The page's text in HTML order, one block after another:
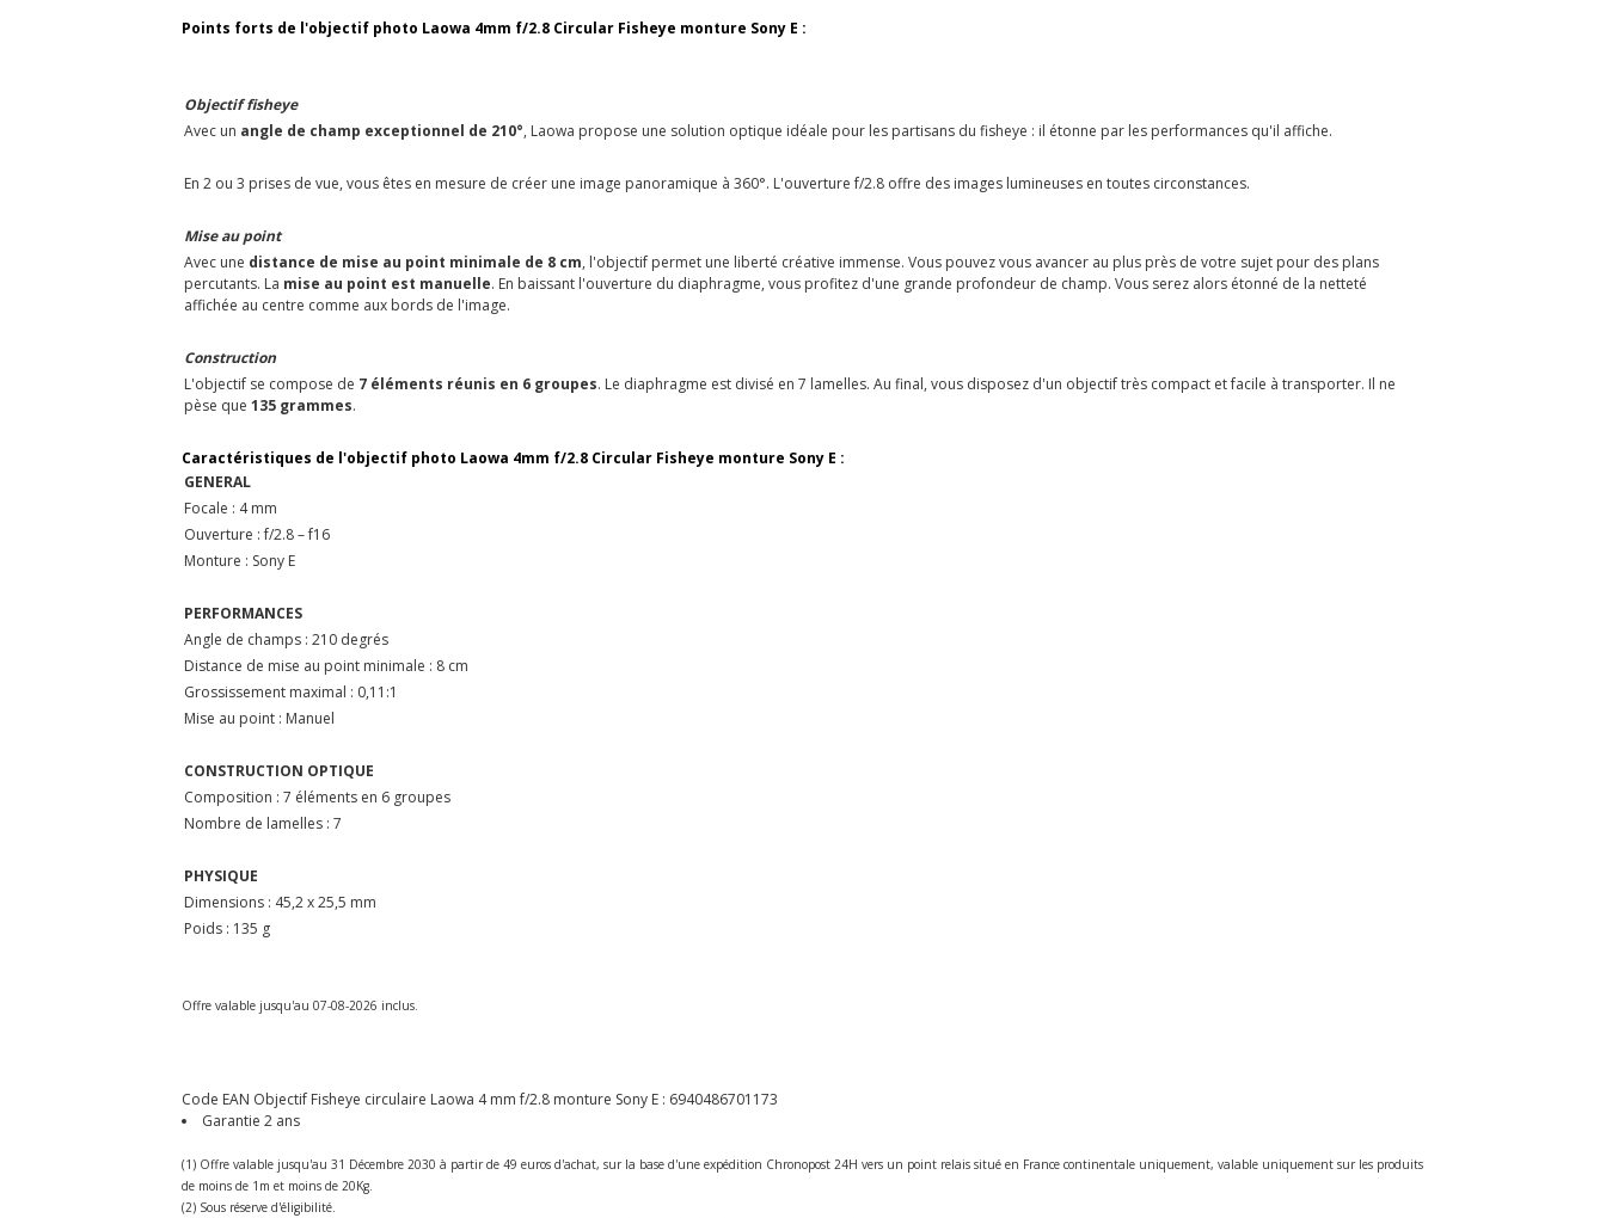
Points forts de l'objectif photo Laowa 4mm f/2.8 Circular Fisheye monture Sony E :
Objectif fisheye
Avec un angle de champ exceptionnel de 210°, Laowa propose une solution optique idéale pour les partisans du fisheye : il étonne par les performances qu'il affiche.
En 2 ou 3 prises de vue, vous êtes en mesure de créer une image panoramique à 360°. L'ouverture f/2.8 offre des images lumineuses en toutes circonstances.
Mise au point
Avec une distance de mise au point minimale de 8 cm, l'objectif permet une liberté créative immense. Vous pouvez vous avancer au plus près de votre sujet pour des plans
percutants. La mise au point est manuelle. En baissant l'ouverture du diaphragme, vous profitez d'une grande profondeur de champ. Vous serez alors étonné de la netteté
affichée au centre comme aux bords de l'image.
Construction
L'objectif se compose de 7 éléments réunis en 6 groupes. Le diaphragme est divisé en 7 lamelles. Au final, vous disposez d'un objectif très compact et facile à transporter. Il ne
pèse que 135 grammes.
Caractéristiques de l'objectif photo Laowa 4mm f/2.8 Circular Fisheye monture Sony E :
GENERAL
Focale : 4 mm
Ouverture : f/2.8 – f16
Monture : Sony E
PERFORMANCES
Angle de champs : 210 degrés
Distance de mise au point minimale : 8 cm
Grossissement maximal : 0,11:1
Mise au point : Manuel
CONSTRUCTION OPTIQUE
Composition : 7 éléments en 6 groupes
Nombre de lamelles : 7
PHYSIQUE
Dimensions : 45,2 x 25,5 mm
Poids : 135 g
Offre valable jusqu'au 07-08-2026 inclus.
Code EAN Objectif Fisheye circulaire Laowa 4 mm f/2.8 monture Sony E : 6940486701173
Garantie 2 ans
(1) Offre valable jusqu'au 31 Décembre 2030 à partir de 49 euros d'achat, sur la base d'une expédition Chronopost 24H vers un point relais situé en France continentale uniquement, valable uniquement sur les produits
de moins de 1m et moins de 20Kg.
(2) Sous réserve d'éligibilité.